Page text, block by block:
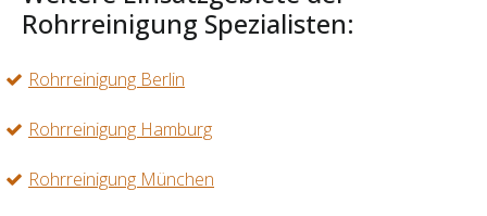
Rohrreinigung Spezialisten:
Rohrreinigung Berlin
Rohrreinigung Hamburg
Rohrreinigung München